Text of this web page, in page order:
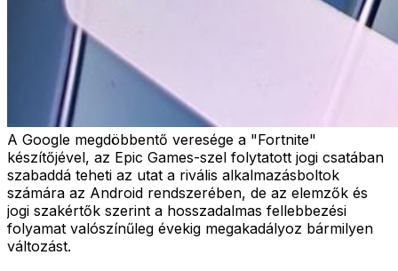
A Google megdöbbentő veresége a "Fortnite"
készítőjével, az Epic Games-szel folytatott jogi csatában
szabaddá teheti az utat a rivális alkalmazásboltok
számára az Android rendszerében, de az elemzők és
jogi szakértők szerint a hosszadalmas fellebbezési
folyamat valószínűleg évekig megakadályoz bármilyen
változást.